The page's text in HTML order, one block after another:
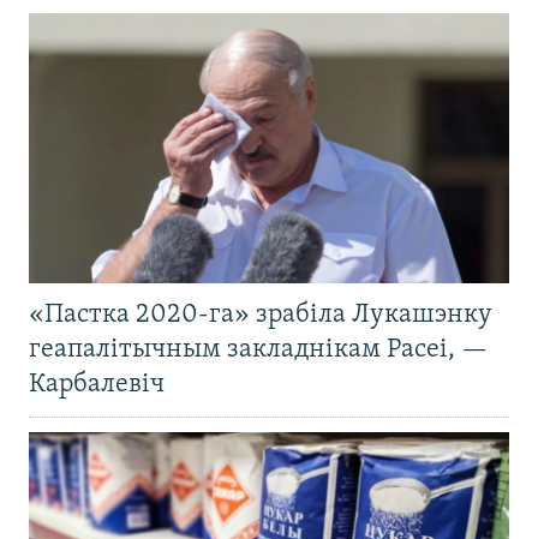
«Пастка 2020-га» зрабіла Лукашэнку
геапалітычным закладнікам Расеі, —
Карбалевіч